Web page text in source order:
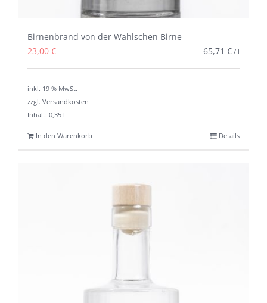
Birnenbrand von der Wahlschen Birne
23,00 € 65,71 € / l
inkl. 19 % MwSt.
zzgl. Versandkosten
Inhalt: 0,35 l
In den Warenkorb Details